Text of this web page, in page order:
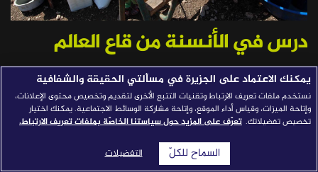
للتواصل | استفسارات
درس في الأنسنة من قاع العالم
عميد شحادة
نشرت في: 11/17/2016
يمكنك الاعتماد على الجزيرة في مسألتي الحقيقة والشفافية
نستخدم ملفات تعريف الارتباط وتقنيات التتبع الأخرى لتقديم وتخصيص محتوى الإعلانات،
وإتاحة الميزات، وقياس أداء الموقع، وإتاحة مشاركة الوسائط الاجتماعية. يمكنك اختيار
تخصيص تفضيلاتك. تعرّف على المزيد حول سياستنا الخاصّة بملفات تعريف الارتباط.
التفضيلات السماح للكلّ